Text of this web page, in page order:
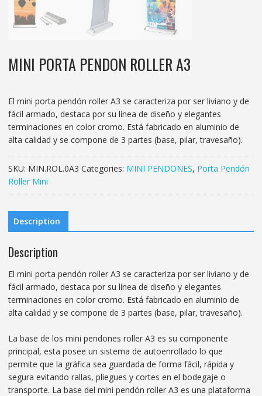
MINI PORTA PENDON ROLLER A3
El mini porta pendón roller A3 se caracteriza por ser liviano y de
fácil armado, destaca por su línea de diseño y elegantes
terminaciones en color cromo. Está fabricado en aluminio de
alta calidad y se compone de 3 partes (base, pilar, travesaño).
SKU: MIN.ROL.0A3 Categories: MINI PENDONES, Porta Pendón
Roller Mini
Description
Description
El mini porta pendón roller A3 se caracteriza por ser liviano y de
fácil armado, destaca por su línea de diseño y elegantes
terminaciones en color cromo. Está fabricado en aluminio de
alta calidad y se compone de 3 partes (base, pilar, travesaño).
La base de los mini pendones roller A3 es su componente
principal, esta posee un sistema de autoenrollado lo que
permite que la gráfica sea guardada de forma fácil, rápida y
segura evitando rallas, pliegues y cortes en el bodegaje o
transporte. La base del mini pendón roller A3 es una plataforma